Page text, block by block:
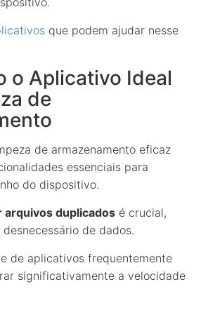
que podem ajudar nesse
o Aplicativo Ideal
de
de armazenamento eficaz
essenciais para
do dispositivo.
arquivos duplicados é crucial,
de dados.
de aplicativos frequentemente
significativamente a velocidade